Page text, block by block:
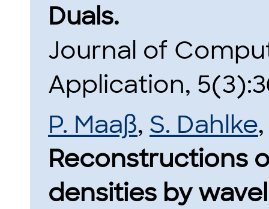
Duals.
Journal of
Application,
P. Maaß, S. Dahlke
Reconstructions
densities by